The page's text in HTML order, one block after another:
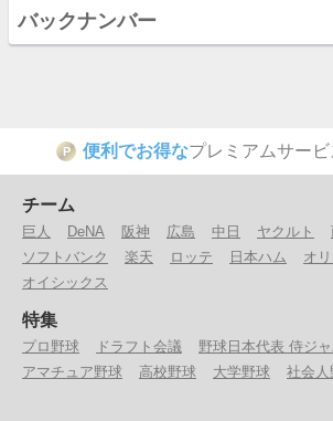
バックナンバー
P 便利でお得なプレミアムサー
チーム
巨人 DeNA 阪神 広島 中日 ヤクルト
ソフトバンク
楽天 ロッテ 日本ハム オ
オイシックス
特集
プロ野球 ドラフト会議
野球日本代表 侍ジ
アマチュア野球
高校野球 大学野球 社会人